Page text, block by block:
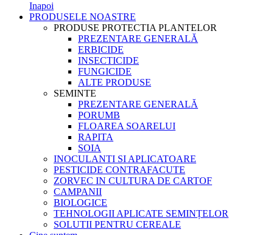
Inapoi
PRODUSELE NOASTRE
PRODUSE PROTECTIA PLANTELOR
PREZENTARE GENERALĂ
ERBICIDE
INSECTICIDE
FUNGICIDE
ALTE PRODUSE
SEMINTE
PREZENTARE GENERALĂ
PORUMB
FLOAREA SOARELUI
RAPITA
SOIA
INOCULANTI SI APLICATOARE
PESTICIDE CONTRAFACUTE
ZORVEC IN CULTURA DE CARTOF
CAMPANII
BIOLOGICE
TEHNOLOGII APLICATE SEMINȚELOR
SOLUTII PENTRU CEREALE